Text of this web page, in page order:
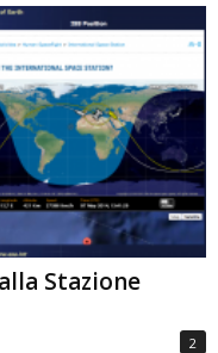
Stazione
2